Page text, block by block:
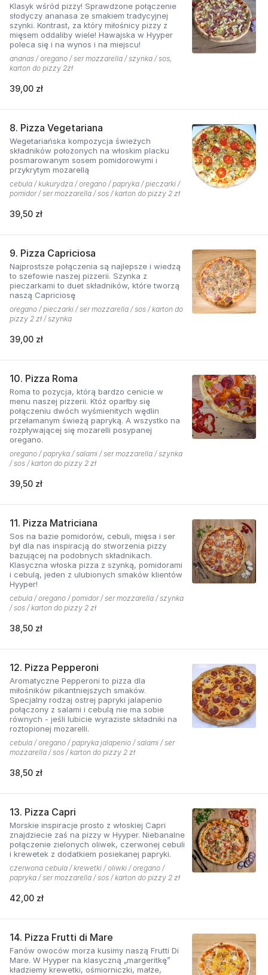
Klasyk wśród pizzy! Sprawdzone połączenie
słodyczy ananasa ze smakiem tradycyjnej
szynki. Kontrast, za który miłośnicy pizzy z
mięsem oddaliby wiele! Hawajska w Hyyper
poleca się i na wynos i na miejscu!
ananas / oregano / ser mozzarella / szynka / sos,
karton do pizzy 2zł
39,00 zł
8. Pizza Vegetariana
Wegetariańska kompozycja świeżych
składników położonych na włoskim placku
posmarowanym sosem pomidorowymi i
przykrytym mozarellą
cebula / kukurydza / oregano / papryka / pieczarki /
pomidor / ser mozzarella / sos / karton do pizzy 2 zł
39,50 zł
9. Pizza Capriciosa
Najprostsze połączenia są najlepsze i wiedzą
to szefowie naszej pizzerii. Szynka z
pieczarkami to duet składników, które tworzą
naszą Capriciosę
oregano / pieczarki / ser mozzarella / sos / karton do
pizzy 2 zł / szynka
39,00 zł
10. Pizza Roma
Roma to pozycja, którą bardzo cenicie w
menu naszej pizzerii. Któż oparłby się
połączeniu dwóch wyśmienitych wędlin
przełamanym świeżą papryką. A wszystko na
rozpływającej się mozarelli posypanej
oregano.
oregano / papryka / salami / ser mozzarella / szynka
/ sos / karton do pizzy 2 zł
39,50 zł
11. Pizza Matriciana
Sos na bazie pomidorów, cebuli, mięsa i ser
był dla nas inspiracją do stworzenia pizzy
bazującej na podobnych składnikach.
Klasyczna włoska pizza z szynką, pomidorami
i cebulą, jeden z ulubionych smaków klientów
Hyyper!
cebula / oregano / pomidor / ser mozzarella / szynka
/ sos / karton do pizzy 2 zł
38,50 zł
12. Pizza Pepperoni
Aromatyczne Pepperoni to pizza dla
miłośników pikantniejszych smaków.
Specjalny rodzaj ostrej papryki jalapenio
połączony z salami i cebulą nie ma sobie
równych - jeśli lubicie wyraziste składniki na
roztopionej mozarelli.
cebula / oregano / papryka jalapenio / salami / ser
mozzarella / sos / karton do pizzy 2 zł
38,50 zł
13. Pizza Capri
Morskie inspiracje prosto z włoskiej Capri
znajdziecie zaś na pizzy w Hyyper. Niebanalne
połączenie zielonych oliwek, czerwonej cebuli
i krewetek z dodatkiem posiekanej papryki.
czerwona cebula / krewetki / oliwki / oregano /
papryka / ser mozzarella / sos / karton do pizzy 2 zł
42,00 zł
14. Pizza Frutti di Mare
Fanów owoców morza kusimy naszą Frutti Di
Mare. W Hyyper na klasyczną „margeritkę”
kładziemy krewetki, ośmiorniczki, małże,